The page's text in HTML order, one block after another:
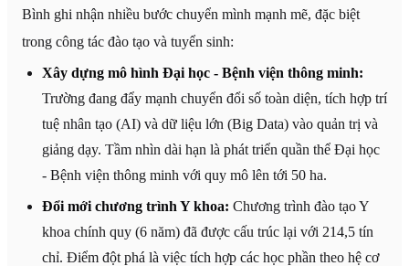
Bình ghi nhận nhiều bước chuyển mình mạnh mẽ, đặc biệt
trong công tác đào tạo và tuyển sinh:
Xây dựng mô hình Đại học - Bệnh viện thông minh:
Trường đang đẩy mạnh chuyển đổi số toàn diện, tích hợp trí
tuệ nhân tạo (AI) và dữ liệu lớn (Big Data) vào quản trị và
giảng dạy. Tầm nhìn dài hạn là phát triển quần thể Đại học
- Bệnh viện thông minh với quy mô lên tới 50 ha.
Đổi mới chương trình Y khoa: Chương trình đào tạo Y
khoa chính quy (6 năm) đã được cấu trúc lại với 214,5 tín
chỉ. Điểm đột phá là việc tích hợp các học phần theo hệ cơ